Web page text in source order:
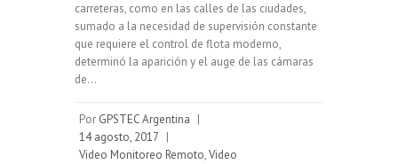
carreteras, como en las calles de las ciudades,
sumado a la necesidad de supervisión constante
que requiere el control de flota moderno,
determinó la aparición y el auge de las cámaras
de…
Por GPSTEC Argentina |
14 agosto, 2017 |
Video Monitoreo Remoto,Video